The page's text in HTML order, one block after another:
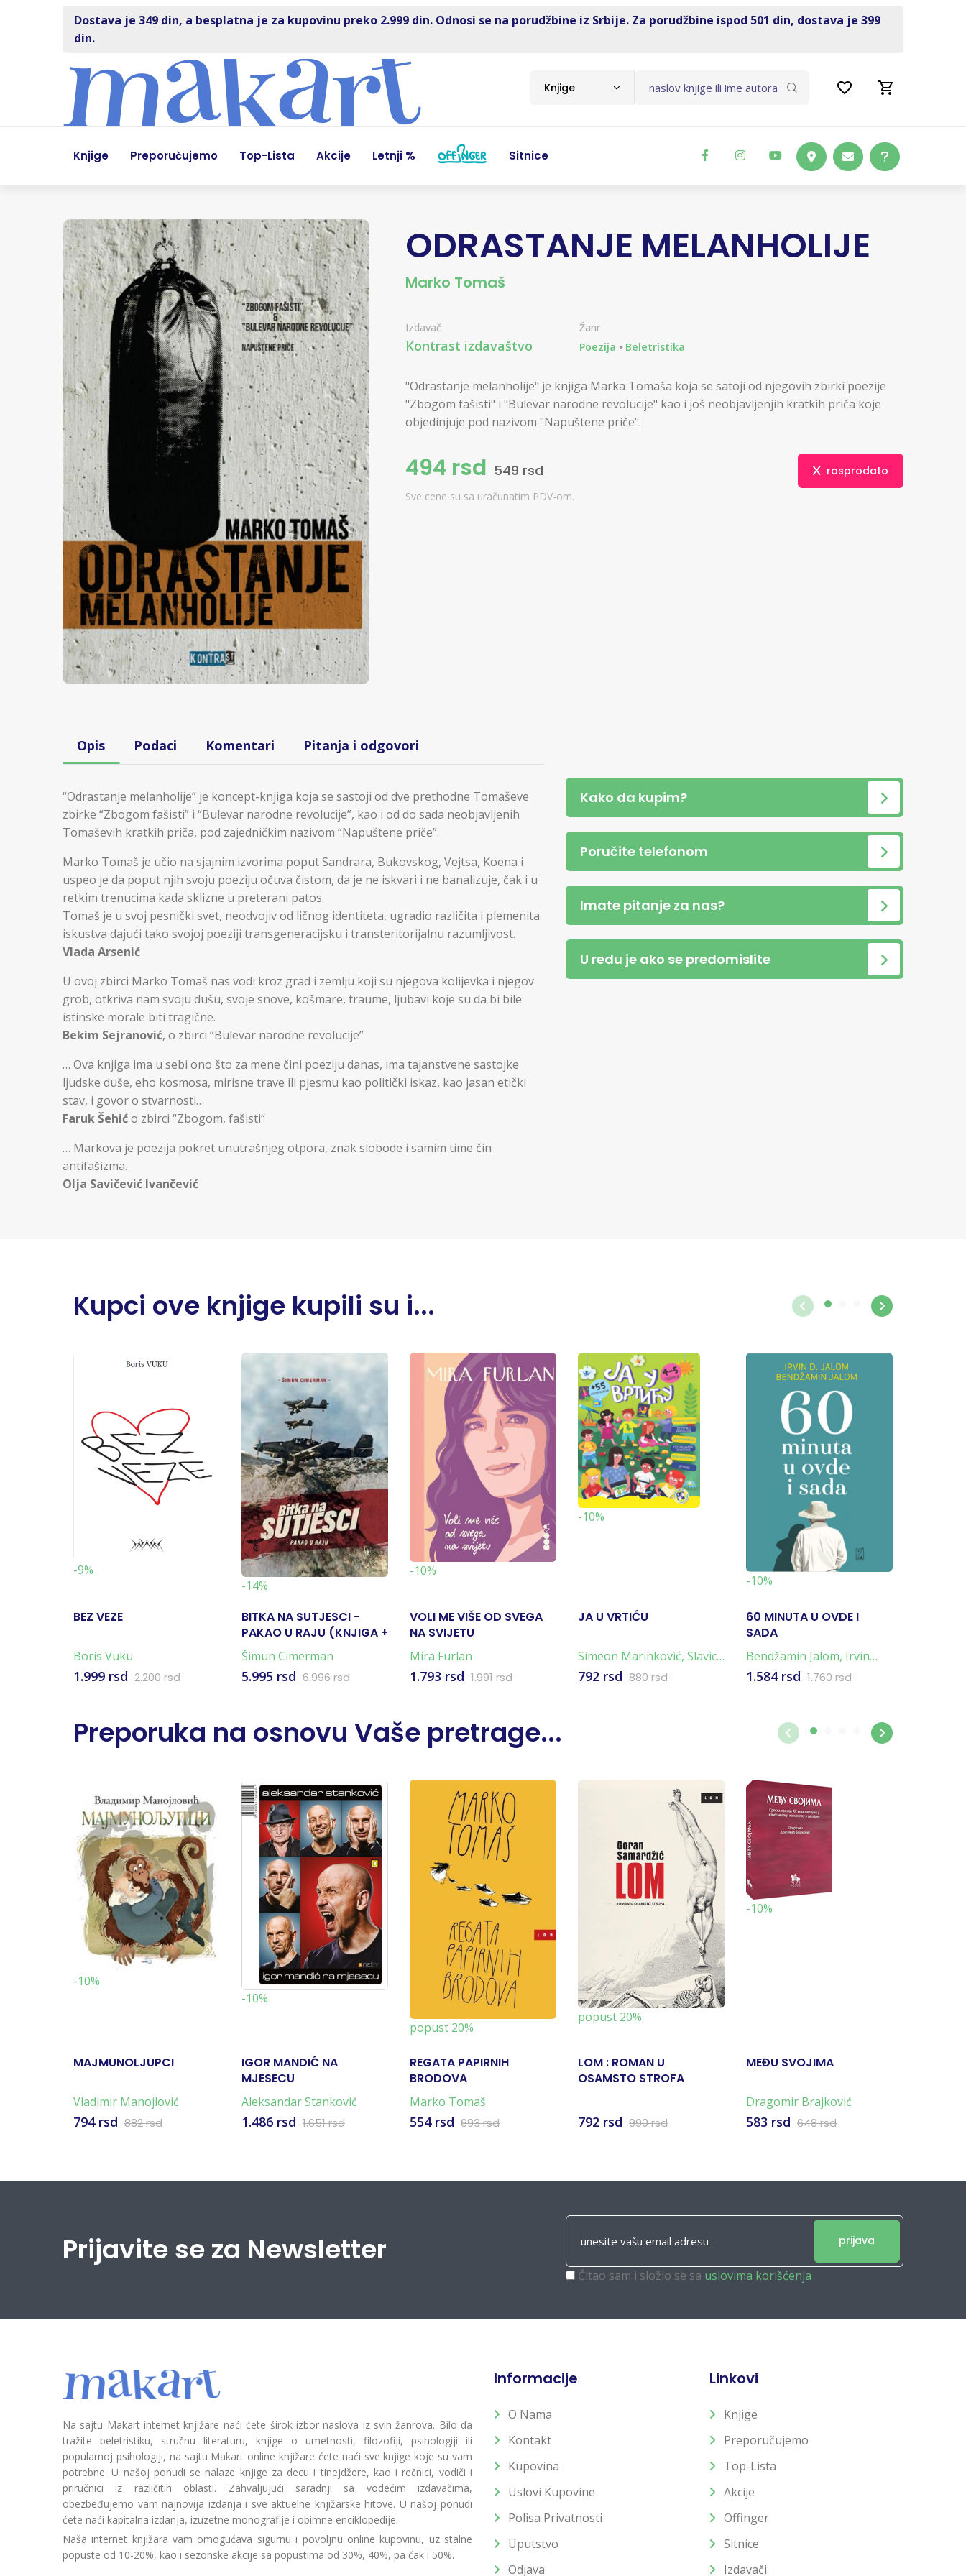
Dostava je 349 din, a besplatna je za kupovinu preko 2.999 din. Odnosi se na porudžbine iz Srbije. Za porudžbine ispod 501 din, dostava je 399
din.
Knjige
Knjige Preporučujemo Top-Lista Akcije Letnji % Sitnice
ODRASTANJE MELANHOLIJE
Marko Tomaš
Izdavač
Kontrast izdavaštvo
Žanr
Poezija
Beletristika
"Odrastanje melanholije" je knjiga Marka Tomaša koja se satoji od njegovih zbirki poezije
"Zbogom fašisti" i "Bulevar narodne revolucije" kao i još neobjavljenjih kratkih priča koje
objedinjuje pod nazivom "Napuštene priče".
494 rsd 549 rsd rasprodato
Sve cene su sa uračunatim PDV-om.
Opis Podaci Komentari Pitanja i odgovori
“Odrastanje melanholije” je koncept-knjiga koja se sastoji od dve prethodne Tomaševe
zbirke “Zbogom fašisti” i “Bulevar narodne revolucije”, kao i od do sada neobjavljenih
Tomaševih kratkih priča, pod zajedničkim nazivom “Napuštene priče”.
Marko Tomaš je učio na sjajnim izvorima poput Sandrara, Bukovskog, Vejtsa, Koena i
uspeo je da poput njih svoju poeziju očuva čistom, da je ne iskvari i ne banalizuje, čak i u
retkim trenucima kada sklizne u preterani patos.
Tomaš je u svoj pesnički svet, neodvojiv od ličnog identiteta, ugradio različita i plemenita
iskustva dajući tako svojoj poeziji transgeneracijsku i transteritorijalnu razumljivost.
Vlada Arsenić
U ovoj zbirci Marko Tomaš nas vodi kroz grad i zemlju koji su njegova kolijevka i njegov
grob, otkriva nam svoju dušu, svoje snove, košmare, traume, ljubavi koje su da bi bile
istinske morale biti tragične.
Bekim Sejranović, o zbirci “Bulevar narodne revolucije”
… Ova knjiga ima u sebi ono što za mene čini poeziju danas, ima tajanstvene sastojke
ljudske duše, eho kosmosa, mirisne trave ili pjesmu kao politički iskaz, kao jasan etički
stav, i govor o stvarnosti…
Faruk Šehićo zbirci “Zbogom, fašisti“
… Markova je poezija pokret unutrašnjeg otpora, znak slobode i samim time čin
antifašizma…
Olja Savičević Ivančević
Kako da kupim?
Poručite telefonom
Imate pitanje za nas?
U redu je ako se predomislite
Kupci ove knjige kupili su i...
-9%
BEZ VEZE
Boris Vuku
1.999 rsd 2.200 rsd
-14%
BITKA NA SUTJESCI -
PAKAO U RAJU (KNJIGA +
KARTA)
Šimun Cimerman
5.995 rsd 6.996 rsd
-10%
VOLI ME VIŠE OD SVEGA
NA SVIJETU
Mira Furlan
1.793 rsd 1.991 rsd
-10%
JA U VRTIĆU
Simeon Marinković, Slavica
Marković
792 rsd 880 rsd
-10%
60 MINUTA U OVDE I
SADA
Bendžamin Jalom, Irvin
Jalom
1.584 rsd 1.760 rsd
Preporuka na osnovu Vaše pretrage...
-10%
MAJMUNOLJUPCI
Vladimir Manojlović
794 rsd 882 rsd
-10%
IGOR MANDIĆ NA
MJESECU
Aleksandar Stanković
1.486 rsd 1.651 rsd
popust 20%
REGATA PAPIRNIH
BRODOVA
Marko Tomaš
554 rsd 693 rsd
popust 20%
LOM : ROMAN U
OSAMSTO STROFA
792 rsd 990 rsd
-10%
MEĐU SVOJIMA
Dragomir Brajković
583 rsd 648 rsd
Prijavite se za Newsletter prijava
Čitao sam i složio se sa uslovima korišćenja
Na sajtu Makart internet knjižare naći ćete širok izbor naslova iz svih žanrova. Bilo da
tražite beletristiku, stručnu literaturu, knjige o umetnosti, filozofiji, psihologiji ili
popularnoj psihologiji, na sajtu Makart online knjižare ćete naći sve knjige koje su vam
potrebne. U našoj ponudi se nalaze knjige za decu i tinejdžere, kao i rečnici, vodiči i
priručnici iz različitih oblasti. Zahvaljujući saradnji sa vodećim izdavačima,
obezbeđujemo vam najnovija izdanja i sve aktuelne knjižarske hitove. U našoj ponudi
ćete naći kapitalna izdanja, izuzetne monografije i obimne enciklopedije.
Naša internet knjižara vam omogućava sigurnu i povoljnu online kupovinu, uz stalne
popuste od 10-20%, kao i sezonske akcije sa popustima od 30%, 40%, pa čak i 50%.
Informacije
O Nama
Kontakt
Kupovina
Uslovi Kupovine
Polisa Privatnosti
Uputstvo
Odjava
Linkovi
Knjige
Preporučujemo
Top-Lista
Akcije
Offinger
Sitnice
Izdavači